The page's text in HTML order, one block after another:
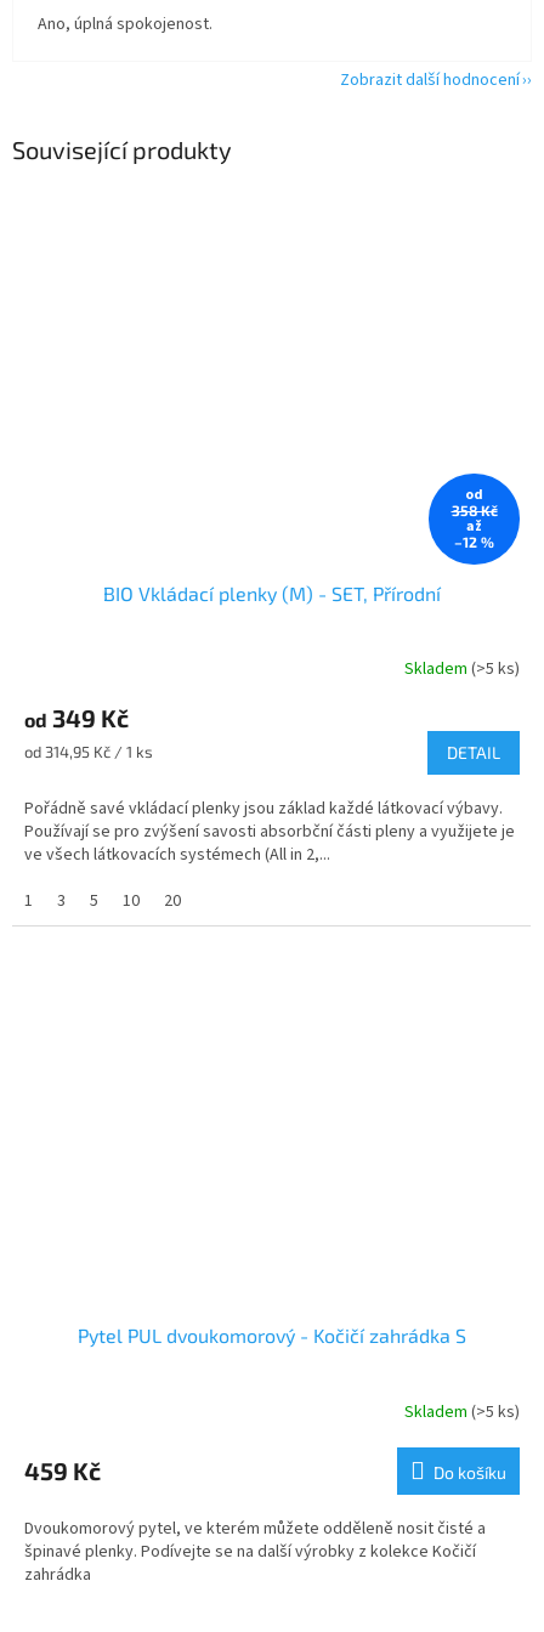
Související produkty
od
358 Kč
až
–12 %
BIO Vkládací plenky (M) - SET, Přírodní
produktu
5,0
5
hvězdiček.
Skladem(>5 ks)
od 349 Kč
Měrná
od 314,95 Kč / 1 ks DETAIL
Pořádně savé vkládací plenky jsou základ každé látkovací výbavy.
Používají se pro zvýšení savosti absorbční části pleny a využijete je
ve všech látkovacích systémech (All in 2,...
1
3 5 10 20
Pytel PUL dvoukomorový - Kočičí zahrádka S
Skladem (>5 ks)
459 Kč Do košíku
Dvoukomorový pytel, ve kterém můžete odděleně nosit čisté a
špinavé plenky. Podívejte se na další výrobky z kolekce Kočičí
zahrádka
Ano, úplná spokojenost.
Zobrazit další hodnocení